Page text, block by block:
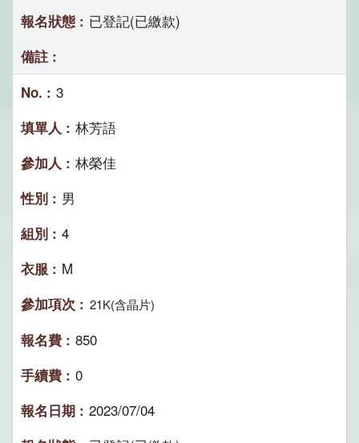
已登記(已繳款)
3
林芳語
林榮佳
男
4
M
21K(含晶片)
850
0
2023/07/04